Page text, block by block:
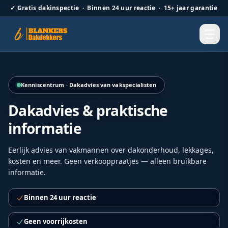
✓ Gratis dakinspectie · Binnen 24 uur reactie · 15+ jaar garantie
Kenniscentrum · Dakadvies van vakspecialisten
Dakadvies & praktische
informatie
Eerlijk advies van vakmannen over dakonderhoud, lekkages,
kosten en meer. Geen verkooppraatjes — alleen bruikbare
informatie.
Binnen 24 uur reactie
Geen voorrijkosten